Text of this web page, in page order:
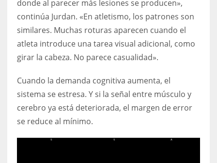
donde al parecer más lesiones se producen»,
continúa Jurdan. «En atletismo, los patrones son
similares. Muchas roturas aparecen cuando el
atleta introduce una tarea visual adicional, como
girar la cabeza. No parece casualidad».
Cuando la demanda cognitiva aumenta, el
sistema se estresa. Y si la señal entre músculo y
cerebro ya está deteriorada, el margen de error
se reduce al mínimo.